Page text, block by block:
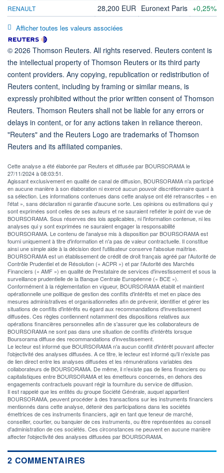
RENAULT 28,200 EUR Euronext Paris +0,25%
Afficher toutes les valeurs associées
© 2026 Thomson Reuters. All rights reserved. Reuters content is
the intellectual property of Thomson Reuters or its third party
content providers. Any copying, republication or redistribution of
Reuters content, including by framing or similar means, is
expressly prohibited without the prior written consent of Thomson
Reuters. Thomson Reuters shall not be liable for any errors or
delays in content, or for any actions taken in reliance thereon.
"Reuters" and the Reuters Logo are trademarks of Thomson
Reuters and its affiliated companies.
Cette analyse a été élaborée par Reuters et diffusée par BOURSORAMA le
27/11/2024 à 08:03:51.
Agissant exclusivement en qualité de canal de diffusion, BOURSORAMA n'a participé
en aucune manière à son élaboration ni exercé aucun pouvoir discrétionnaire quant à
sa sélection. Les informations contenues dans cette analyse ont été retranscrites « en
l'état », sans déclaration ni garantie d'aucune sorte. Les opinions ou estimations qui y
sont exprimées sont celles de ses auteurs et ne sauraient refléter le point de vue de
BOURSORAMA. Sous réserves des lois applicables, ni l'information contenue, ni les
analyses qui y sont exprimées ne sauraient engager la responsabilité
BOURSORAMA. Le contenu de l'analyse mis à disposition par BOURSORAMA est
fourni uniquement à titre d'information et n'a pas de valeur contractuelle. Il constitue
ainsi une simple aide à la décision dont l'utilisateur conserve l'absolue maîtrise.
BOURSORAMA est un établissement de crédit de droit français agréé par l'Autorité de
Contrôle Prudentiel et de Résolution (« ACPR ») et par l'Autorité des Marchés
Financiers (« AMF ») en qualité de Prestataire de services d'investissement et sous la
surveillance prudentielle de la Banque Centrale Européenne (« BCE »).
Conformément à la réglementation en vigueur, BOURSORAMA établit et maintient
opérationnelle une politique de gestion des conflits d'intérêts et met en place des
mesures administratives et organisationnelles afin de prévenir, identifier et gérer les
situations de conflits d'intérêts eu égard aux recommandations d'investissement
diffusées. Ces règles contiennent notamment des dispositions relatives aux
opérations financières personnelles afin de s'assurer que les collaborateurs de
BOURSORAMA ne sont pas dans une situation de conflits d'intérêts lorsque
Boursorama diffuse des recommandations d'investissement.
Le lecteur est informé que BOURSORAMA n'a aucun conflit d'intérêt pouvant affecter
l'objectivité des analyses diffusées. A ce titre, le lecteur est informé qu'il n'existe pas
de lien direct entre les analyses diffusées et les rémunérations variables des
collaborateurs de BOURSORAMA. De même, il n'existe pas de liens financiers ou
capitalistiques entre BOURSORAMA et les émetteurs concernés, en dehors des
engagements contractuels pouvant régir la fourniture du service de diffusion.
Il est rappelé que les entités du groupe Société Générale, auquel appartient
BOURSORAMA, peuvent procéder à des transactions sur les instruments financiers
mentionnés dans cette analyse, détenir des participations dans les sociétés
émettrices de ces instruments financiers, agir en tant que teneur de marché,
conseiller, courtier, ou banquier de ces instruments, ou être représentées au conseil
d'administration de ces sociétés. Ces circonstances ne peuvent en aucune manière
affecter l'objectivité des analyses diffusées par BOURSORAMA.
2 COMMENTAIRES